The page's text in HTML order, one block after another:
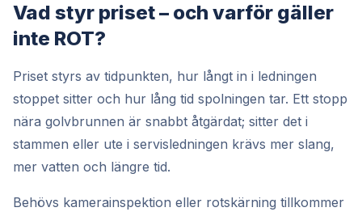
Vad styr priset – och varför gäller
inte ROT?
Priset styrs av tidpunkten, hur långt in i ledningen
stoppet sitter och hur lång tid spolningen tar. Ett stopp
nära golvbrunnen är snabbt åtgärdat; sitter det i
stammen eller ute i servisledningen krävs mer slang,
mer vatten och längre tid.
Behövs kamerainspektion eller rotskärning tillkommer